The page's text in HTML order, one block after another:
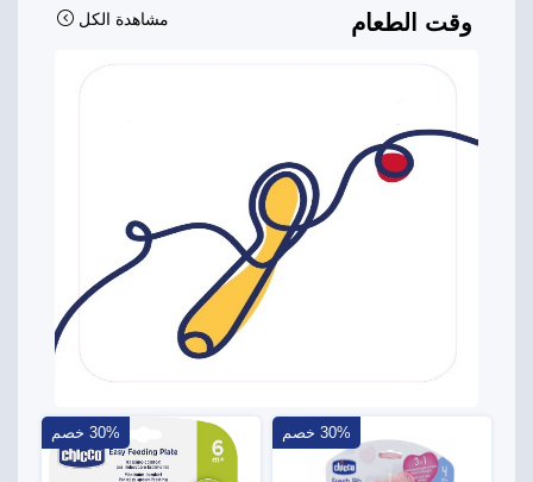
وقت الطعام مشاهدة الكل
30% خصم 30% خصم